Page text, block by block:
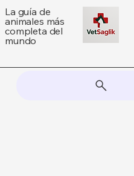
La guía de
animales más
completa del
mundo